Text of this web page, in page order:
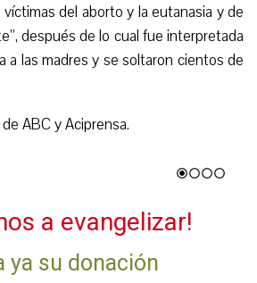
del aborto y la eutanasia y de
después de lo cual fue interpretada
a las madres y se soltaron cientos de
ABC y Aciprensa.